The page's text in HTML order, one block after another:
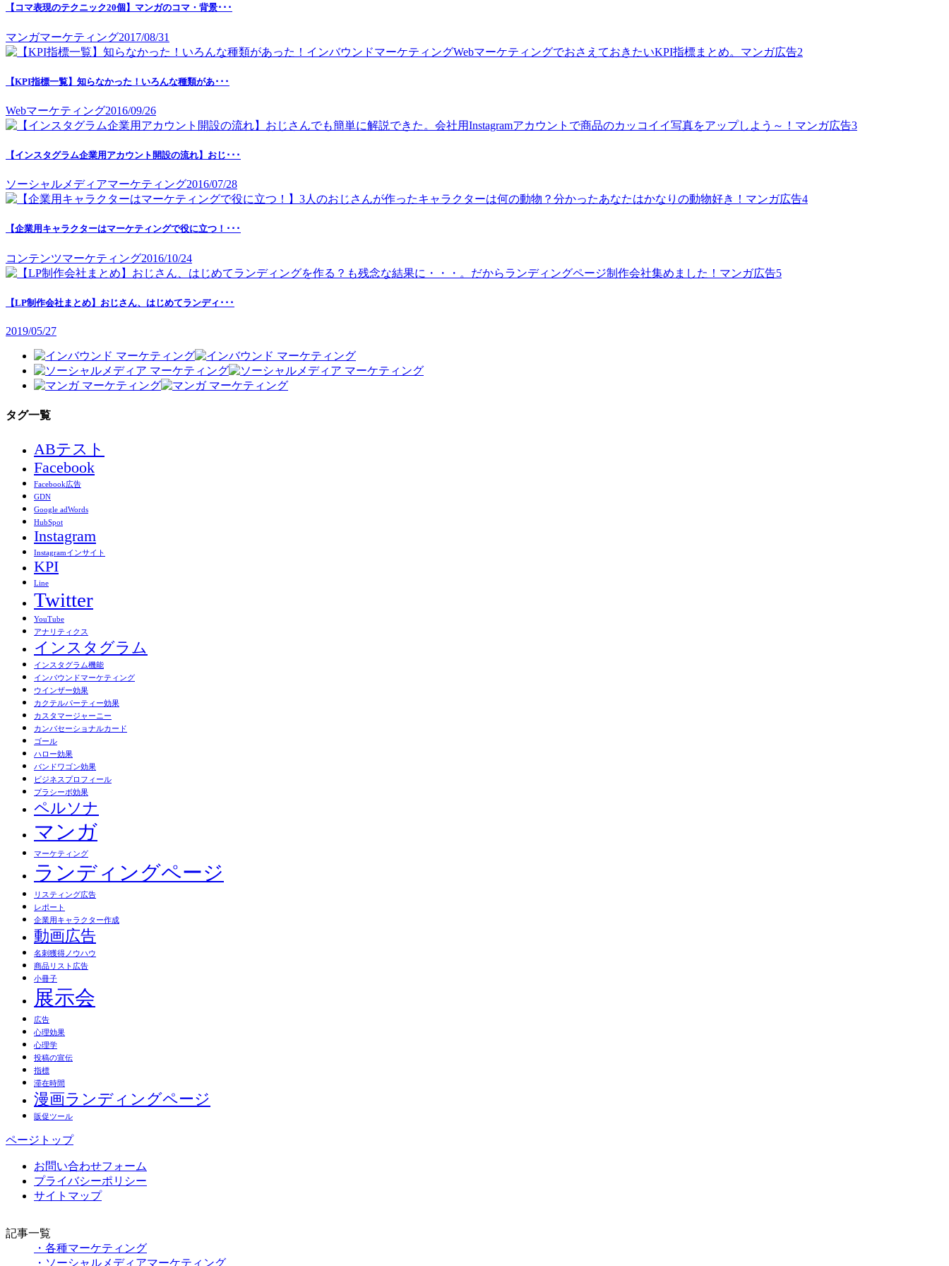
【コマ表現のテクニック20個】マンガのコマ・背景･･･
マンガマーケティング2017/08/31
2
【KPI指標一覧】知らなかった！いろんな種類があ･･･
Webマーケティング2016/09/26
3
【インスタグラム企業用アカウント開設の流れ】おじ･･･
ソーシャルメディアマーケティング2016/07/28
4
【企業用キャラクターはマーケティングで役に立つ！･･･
コンテンツマーケティング2016/10/24
5
【LP制作会社まとめ】おじさん、はじめてランディ･･･
2019/05/27
タグ一覧
ABテスト
Facebook
Facebook広告
GDN
Google adWords
HubSpot
Instagram
Instagramインサイト
KPI
Line
Twitter
YouTube
アナリティクス
インスタグラム
インスタグラム機能
インバウンドマーケティング
ウインザー効果
カクテルパーティー効果
カスタマージャーニー
カンバセーショナルカード
ゴール
ハロー効果
バンドワゴン効果
ビジネスプロフィール
プラシーボ効果
ペルソナ
マンガ
マーケティング
ランディングページ
リスティング広告
レポート
企業用キャラクター作成
動画広告
名刺獲得ノウハウ
商品リスト広告
小冊子
展示会
広告
心理効果
心理学
投稿の宣伝
指標
滞在時間
漫画ランディングページ
販促ツール
ページトップ
お問い合わせフォーム
プライバシーポリシー
サイトマップ
記事一覧
・各種マーケティング
・ソーシャルメディアマーケティング